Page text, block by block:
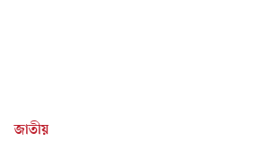
জাতীয়